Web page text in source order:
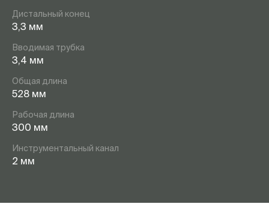
Дистальный конец
3,3 мм
Вводимая трубка
3,4 мм
Общая длина
528 мм
Рабочая длина
300 мм
Инструментальный канал
2 мм